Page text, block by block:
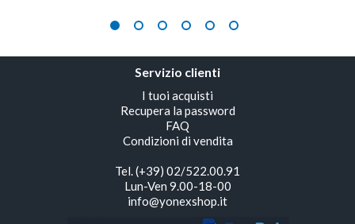
Servizio clienti
I tuoi acquisti
Recupera la password
FAQ
Condizioni di vendita
Tel. (+39) 02/522.00.91
Lun-Ven 9.00-18-00
info@yonexshop.it